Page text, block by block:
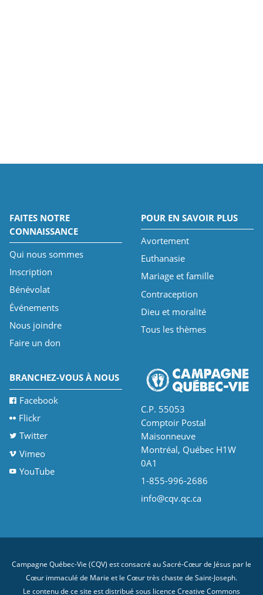
FAITES NOTRE
CONNAISSANCE
Qui nous sommes
Inscription
Bénévolat
Événements
Nous joindre
Faire un don
POUR EN SAVOIR PLUS
Avortement
Euthanasie
Mariage et famille
Contraception
Dieu et moralité
Tous les thèmes
BRANCHEZ-VOUS À NOUS
Facebook
Flickr
Twitter
Vimeo
YouTube
C.P. 55053
Comptoir Postal
Maisonneuve
Montréal, Québec H1W
0A1
1-855-996-2686
info@cqv.qc.ca
Campagne Québec-Vie (CQV) est consacré au Sacré-Cœur de Jésus par le
Cœur immaculé de Marie et le Cœur très chaste de Saint-Joseph.
Le contenu de ce site est distribué sous licence Creative Commons